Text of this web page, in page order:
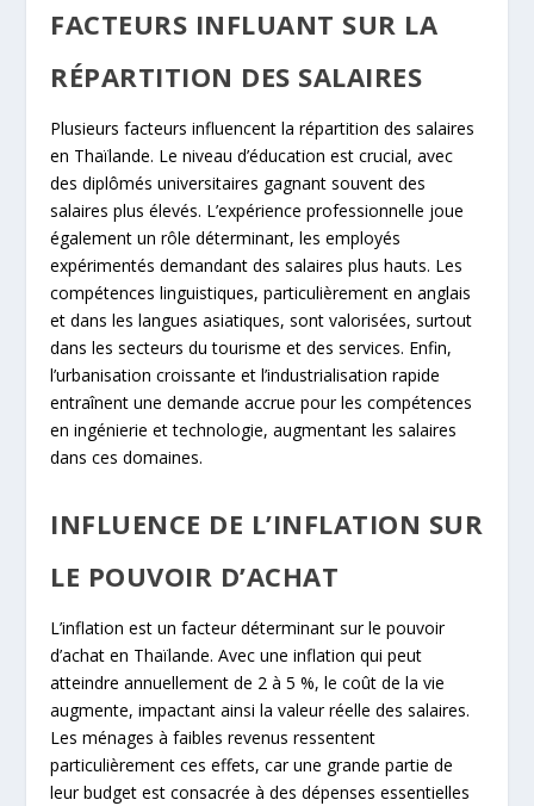
FACTEURS INFLUANT SUR LA
RÉPARTITION DES SALAIRES
Plusieurs facteurs influencent la répartition des salaires
en Thaïlande. Le niveau d’éducation est crucial, avec
des diplômés universitaires gagnant souvent des
salaires plus élevés. L’expérience professionnelle joue
également un rôle déterminant, les employés
expérimentés demandant des salaires plus hauts. Les
compétences linguistiques, particulièrement en anglais
et dans les langues asiatiques, sont valorisées, surtout
dans les secteurs du tourisme et des services. Enfin,
l’urbanisation croissante et l’industrialisation rapide
entraînent une demande accrue pour les compétences
en ingénierie et technologie, augmentant les salaires
dans ces domaines.
INFLUENCE DE L’INFLATION SUR
LE POUVOIR D’ACHAT
L’inflation est un facteur déterminant sur le pouvoir
d’achat en Thaïlande. Avec une inflation qui peut
atteindre annuellement de 2 à 5 %, le coût de la vie
augmente, impactant ainsi la valeur réelle des salaires.
Les ménages à faibles revenus ressentent
particulièrement ces effets, car une grande partie de
leur budget est consacrée à des dépenses essentielles